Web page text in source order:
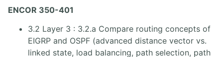
X.1. Protocole EIGRP
X.2. Lab Routage EIGRP
ENCOR 350-401
3.2 Layer 3 : 3.2.a Compare routing concepts of
EIGRP and OSPF (advanced distance vector vs.
linked state, load balancing, path selection, path